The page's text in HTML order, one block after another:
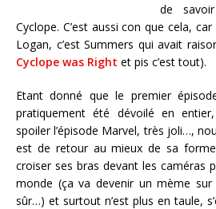
de
Cyclope. C’est aussi con que cela,
Logan, c’est Summers qui avait
Cyclope was Right et pis c’est tout).
Etant donné que le premier
pratiquement été dévoilé en
spoiler l’épisode Marvel, très joli…,
est de retour au mieux de sa
croiser ses bras devant les caméras
monde (ça va devenir un mème
sûr…) et surtout n’est plus en taule,